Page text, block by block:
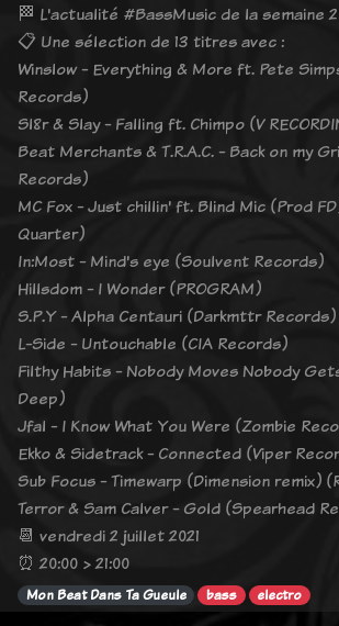
🏁 L'actualité #BassMusic de la semaine
📋 Une sélection de 13 titres avec :
Winslow - Everything & More ft. Pete
Records)
Sl8r & Slay - Falling ft. Chimpo (V
Beat Merchants & T.R.A.C. - Back on my
Records)
MC Fox - Just chillin' ft. Blind Mic (Prod
Quarter)
In:Most - Mind's eye (Soulvent Records)
Hillsdom - I Wonder (PROGRAM)
S.P.Y - Alpha Centauri (Darkmttr Records)
L-Side - Untouchable (CIA Records)
Filthy Habits - Nobody Moves Nobody
Deep)
Jfal - I Know What You Were (Zombie
Ekko & Sidetrack - Connected (Viper
Sub Focus - Timewarp (Dimension remix)
Terror & Sam Calver - Gold (Spearhead
📆 vendredi 2 juillet 2021
⏰ 20:00 > 21:00
Mon Beat Dans Ta Gueule bass electro